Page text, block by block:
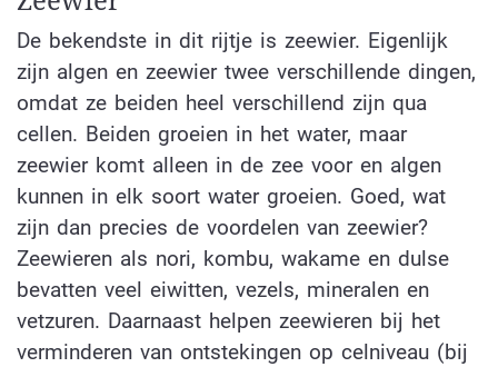
De bekendste in dit rijtje is zeewier. Eigenlijk
zijn algen en zeewier twee verschillende dingen,
omdat ze beiden heel verschillend zijn qua
cellen. Beiden groeien in het water, maar
zeewier komt alleen in de zee voor en algen
kunnen in elk soort water groeien. Goed, wat
zijn dan precies de voordelen van zeewier?
Zeewieren als nori, kombu, wakame en dulse
bevatten veel eiwitten, vezels, mineralen en
vetzuren. Daarnaast helpen zeewieren bij het
verminderen van ontstekingen op celniveau (bij